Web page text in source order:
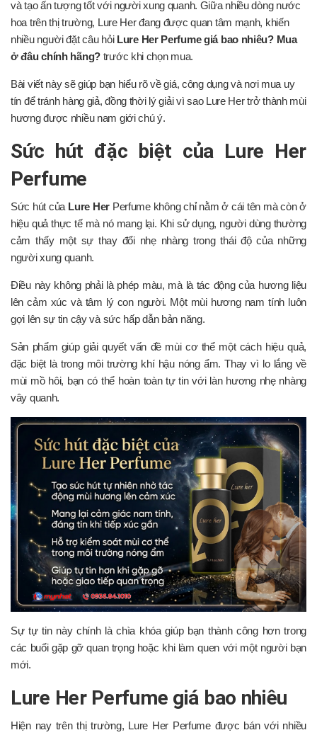
và tạo ấn tượng tốt với người xung quanh. Giữa nhiều dòng nước
hoa trên thị trường, Lure Her đang được quan tâm mạnh, khiến
nhiều người đặt câu hỏi Lure Her Perfume giá bao nhiêu? Mua
ở đâu chính hãng? trước khi chọn mua.
Bài viết này sẽ giúp bạn hiểu rõ về giá, công dụng và nơi mua uy
tín để tránh hàng giả, đồng thời lý giải vì sao Lure Her trở thành mùi
hương được nhiều nam giới chú ý.
Sức hút đặc biệt của Lure Her
Perfume
Sức hút của Lure HerPerfume không chỉ nằm ở cái tên mà còn ở
hiệu quả thực tế mà nó mang lại. Khi sử dụng, người dùng thường
cảm thấy một sự thay đổi nhẹ nhàng trong thái độ của những
người xung quanh.
Điều này không phải là phép màu, mà là tác động của hương liệu
lên cảm xúc và tâm lý con người. Một mùi hương nam tính luôn
gợi lên sự tin cậy và sức hấp dẫn bản năng.
Sản phẩm giúp giải quyết vấn đề mùi cơ thể một cách hiệu quả,
đặc biệt là trong môi trường khí hậu nóng ẩm. Thay vì lo lắng về
mùi mồ hôi, bạn có thể hoàn toàn tự tin với làn hương nhẹ nhàng
vây quanh.
Sự tự tin này chính là chìa khóa giúp bạn thành công hơn trong
các buổi gặp gỡ quan trọng hoặc khi làm quen với một người bạn
mới.
Lure Her Perfume giá bao nhiêu
Hiện nay trên thị trường, Lure Her Perfume được bán với nhiều